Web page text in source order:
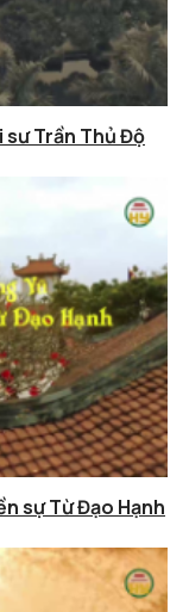
sư Trần Thủ Độ
sự Từ Đạo Hạnh